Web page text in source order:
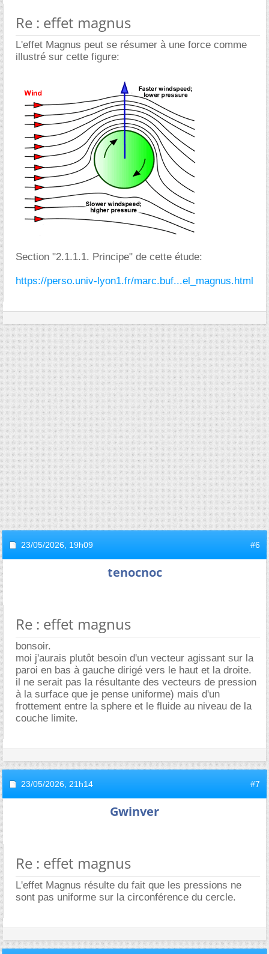
Re : effet magnus
L'effet Magnus peut se résumer à une force comme
illustré sur cette figure:
Section "2.1.1.1. Principe" de cette étude:
https://perso.univ-lyon1.fr/marc.buf...el_magnus.html
23/05/2026, 19h09 #6
tenocnoc
Re : effet magnus
bonsoir.
moi j'aurais plutôt besoin d'un vecteur agissant sur la
paroi en bas à gauche dirigé vers le haut et la droite.
il ne serait pas la résultante des vecteurs de pression
à la surface que je pense uniforme) mais d'un
frottement entre la sphere et le fluide au niveau de la
couche limite.
23/05/2026, 21h14 #7
Gwinver
Re : effet magnus
L'effet Magnus résulte du fait que les pressions ne
sont pas uniforme sur la circonférence du cercle.